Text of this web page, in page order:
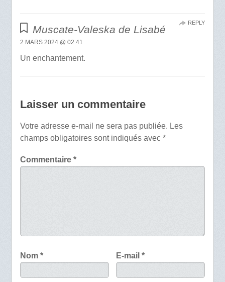
Muscate-Valeska de Lisabé
2 MARS 2024 @ 02:41
Un enchantement.
REPLY
Laisser un commentaire
Votre adresse e-mail ne sera pas publiée. Les
champs obligatoires sont indiqués avec *
Commentaire *
Nom * E-mail*